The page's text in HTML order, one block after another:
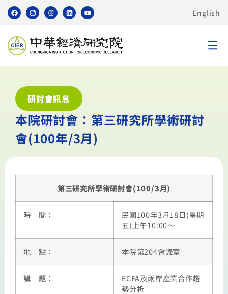
English
研討會訊息
本院研討會：第三研究所學術研討
會(100年/3月)
第三研究所學術研討會(100/3月)
時 間：
民國100年3月18日(星期
五)上午10:00～
地 點： 本院第204會議室
講 題：
ECFA及兩岸產業合作趨
勢分析